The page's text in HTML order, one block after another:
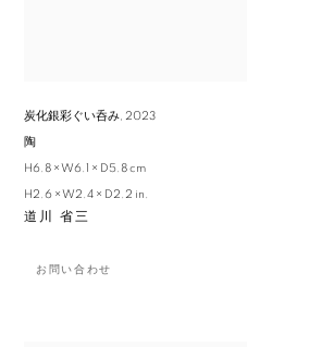
炭化銀彩ぐい呑み 2023
陶
H6.8 × W6.1 × D5.8 cm
H2.6 × W2.4 × D2.2 in.
道川 省三
お問い合わせ